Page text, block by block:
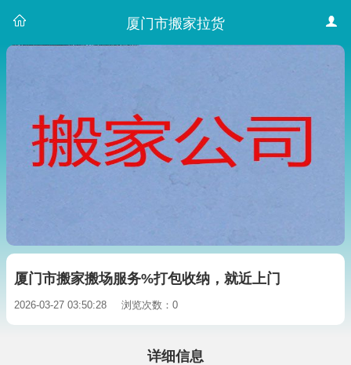
厦门市搬家拉货
厦门市搬家搬场服务%打包收纳，就近上门
2026-03-27 03:50:28 浏览次数：0
详细信息